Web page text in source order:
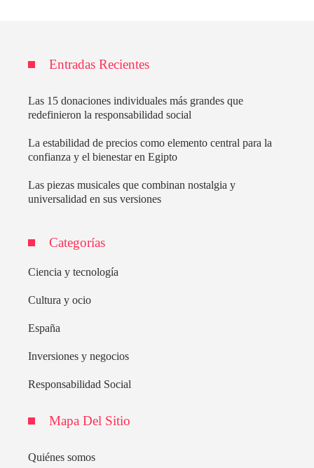
Entradas Recientes
Las 15 donaciones individuales más grandes que
redefinieron la responsabilidad social
La estabilidad de precios como elemento central para la
confianza y el bienestar en Egipto
Las piezas musicales que combinan nostalgia y
universalidad en sus versiones
Categorías
Ciencia y tecnología
Cultura y ocio
España
Inversiones y negocios
Responsabilidad Social
Mapa Del Sitio
Quiénes somos